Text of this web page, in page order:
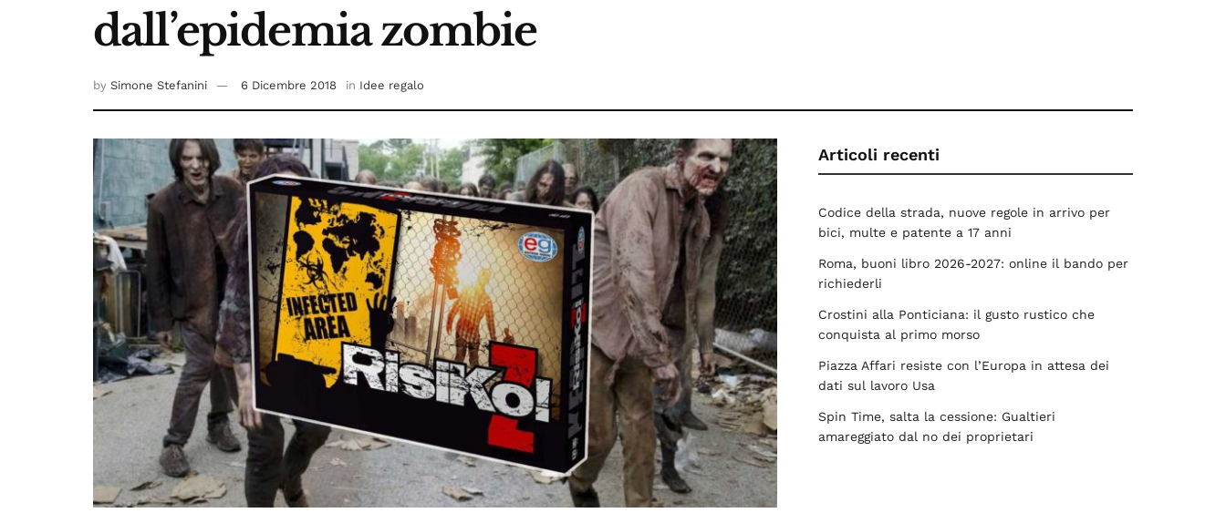
dall’epidemia zombie
by Simone Stefanini 6 Dicembre 2018 in Idee regalo
Articoli recenti
Codice della strada, nuove regole in arrivo per
bici, multe e patente a 17 anni
Roma, buoni libro 2026-2027: online il bando per
richiederli
Crostini alla Ponticiana: il gusto rustico che
conquista al primo morso
Piazza Affari resiste con l’Europa in attesa dei
dati sul lavoro Usa
Spin Time, salta la cessione: Gualtieri
amareggiato dal no dei proprietari